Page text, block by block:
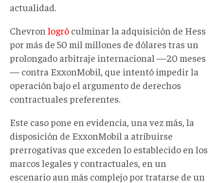
actualidad.
Chevron logró culminar la adquisición de Hess
por más de 50 mil millones de dólares tras un
prolongado arbitraje internacional —20 meses
— contra ExxonMobil, que intentó impedir la
operación bajo el argumento de derechos
contractuales preferentes.
Este caso pone en evidencia, una vez más, la
disposición de ExxonMobil a atribuirse
prerrogativas que exceden lo establecido en los
marcos legales y contractuales, en un
escenario aun más complejo por tratarse de un